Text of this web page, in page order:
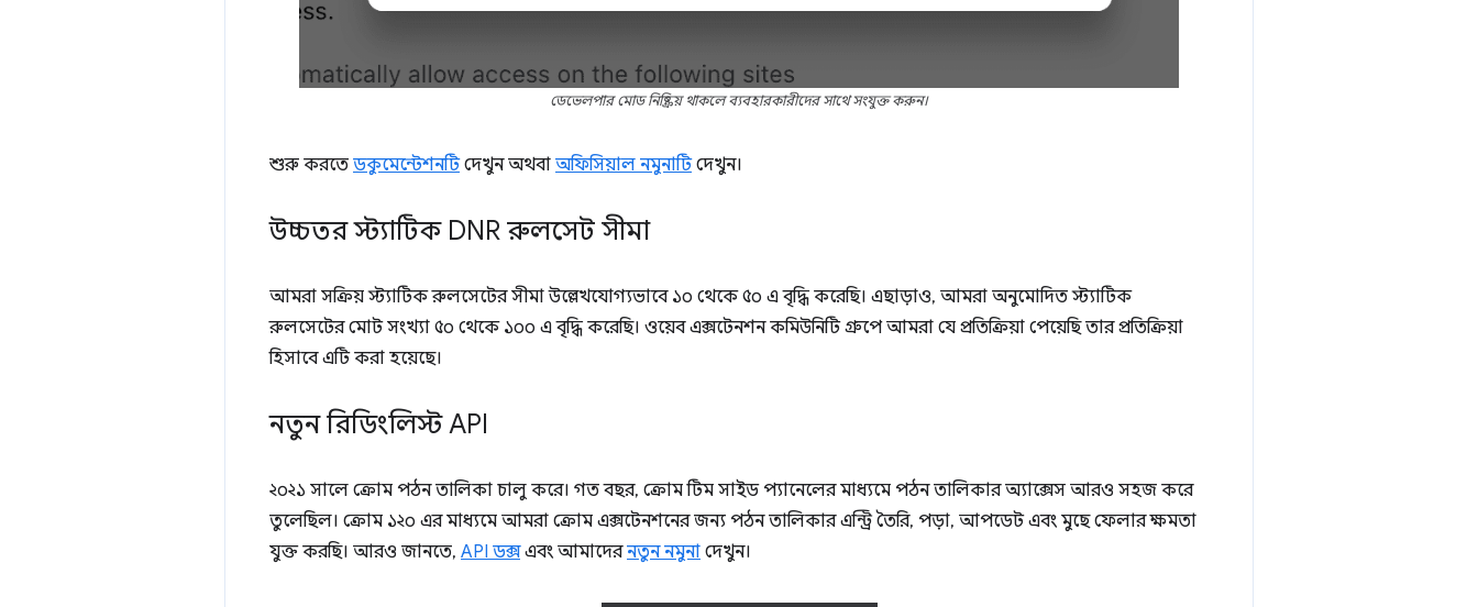
ডেভেলপার মোড নিষ্ক্রিয় থাকলে ব্যবহারকারীদের সাথে সংযুক্ত করুন।
শুরু করতে ডকুমেন্টেশনটিদেখুন অথবা অফিসিয়াল নমুনাটিদেখুন।
উচ্চতর স্ট্যাটিক DNR রুলসেট সীমা
আমরা সক্রিয় স্ট্যাটিক রুলসেটের সীমা উল্লেখযোগ্যভাবে ১০ থেকে ৫০ এ বৃদ্ধি করেছি। এছাড়াও, আমরা অনুমোদিত স্ট্যাটিক
রুলসেটের মোট সংখ্যা ৫০ থেকে ১০০ এ বৃদ্ধি করেছি। ওয়েব এক্সটেনশন কমিউনিটি গ্রুপে আমরা যে প্রতিক্রিয়া পেয়েছি তার প্রতিক্রিয়া
হিসাবে এটি করা হয়েছে।
নতুন রিডিংলিস্ট API
২০২১ সালে ক্রোম পঠন তালিকা চালু করে। গত বছর, ক্রোম টিম সাইড প্যানেলের মাধ্যমে পঠন তালিকার অ্যাক্সেস আরও সহজ করে
তুলেছিল। ক্রোম ১২০ এর মাধ্যমে আমরা ক্রোম এক্সটেনশনের জন্য পঠন তালিকার এন্ট্রি তৈরি, পড়া, আপডেট এবং মুছে ফেলার ক্ষমতা
যুক্ত করছি। আরও জানতে, API ডক্সএবং আমাদেরনতুন নমুনা দেখুন।